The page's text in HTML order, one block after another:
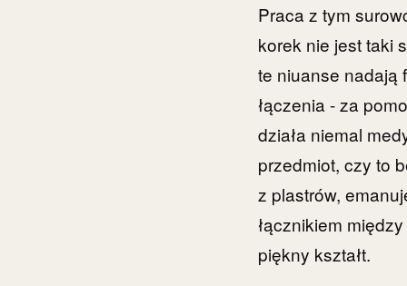
Praca z tym
korek nie jest taki
te niuanse nadają
łączenia - za
działa niemal
przedmiot, czy to
z plastrów,
łącznikiem
piękny kształt.